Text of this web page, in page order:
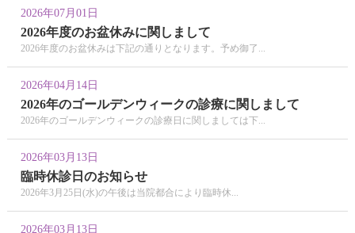
2026年07月01日
2026年度のお盆休みに関しまして
2026年度のお盆休みは下記の通りとなります。予め御了...
2026年04月14日
2026年のゴールデンウィークの診療に関しまして
2026年のゴールデンウィークの診療日に関しましては下...
2026年03月13日
臨時休診日のお知らせ
2026年3月25日(水)の午後は当院都合により臨時休...
2026年03月13日